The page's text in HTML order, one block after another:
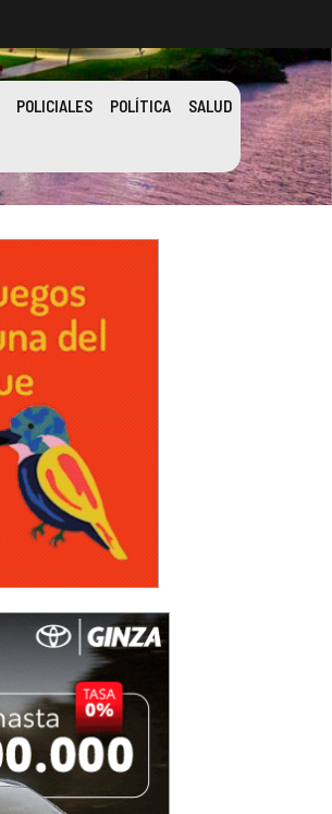
POLICIALES POLÍTICA SALUD